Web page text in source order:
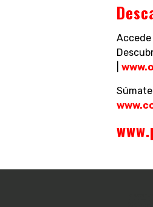
Accede